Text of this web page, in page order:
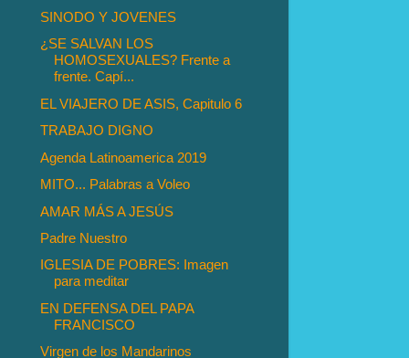
SINODO Y JOVENES
¿SE SALVAN LOS
HOMOSEXUALES? Frente a
frente. Capí...
EL VIAJERO DE ASIS, Capitulo 6
TRABAJO DIGNO
Agenda Latinoamerica 2019
MITO... Palabras a Voleo
AMAR MÁS A JESÚS
Padre Nuestro
IGLESIA DE POBRES: Imagen
para meditar
EN DEFENSA DEL PAPA
FRANCISCO
Virgen de los Mandarinos